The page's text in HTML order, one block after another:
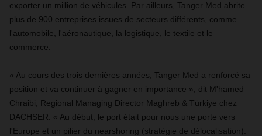
exporter un million de véhicules. Par ailleurs, Tanger Med abrite
plus de 900 entreprises issues de secteurs différents, comme
l'automobile, l'aéronautique, la logistique, le textile et le
commerce.
« Au cours des trois dernières années, Tanger Med a renforcé sa
position et va continuer à gagner en importance », dit M'hamed
Chraibi, Regional Managing Director Maghreb & Türkiye chez
DACHSER. « Au début, le port était pour nous une porte vers
l'Europe et un pilier du nearshoring (stratégie de délocalisation).